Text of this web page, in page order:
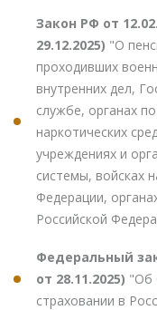
Закон РФ от
29.12.2025) "О
проходивших
внутренних дел,
службе, органах
наркотических
учреждениях и
системы, войсках
Федерации,
Российской
Федеральный
от 28.11.2025) "Об
страховании в